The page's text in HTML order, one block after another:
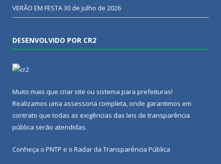
VERÃO EM FESTA30 de julho de 2026
DESENVOLVIDO POR CR2
Muito mais que criar site ou sistema para prefeituras!
Realizamos uma assessoria completa, onde garantimos em
contrato que todas as exigências das leis de transparência
pública serão atendidas.
Conheça o PNTP e o Radar da Transparência Pública